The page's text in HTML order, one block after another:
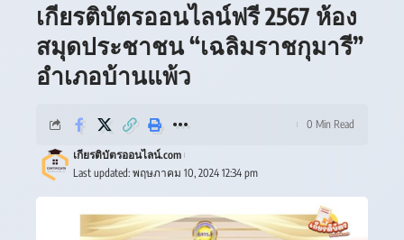
เกียรติบัตรออนไลน์ฟรี 2567 ห้อง
สมุดประชาชน “เฉลิมราชกุมารี”
อำเภอบ้านแพ้ว
Last updated: พฤษภาคม 10, 2024 12:34 pm
เกียรติบัตรออนไลน์.com
0 Min Read